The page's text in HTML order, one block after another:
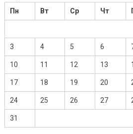
Пн
Вт Ср Чт
3 4 5 6
10 11 12 13
17 18 19 20
24 25 26 27
31